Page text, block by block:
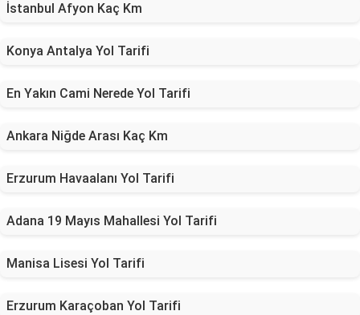
İstanbul Afyon Kaç Km
Konya Antalya Yol Tarifi
En Yakın Cami Nerede Yol Tarifi
Ankara Niğde Arası Kaç Km
Erzurum Havaalanı Yol Tarifi
Adana 19 Mayıs Mahallesi Yol Tarifi
Manisa Lisesi Yol Tarifi
Erzurum Karaçoban Yol Tarifi